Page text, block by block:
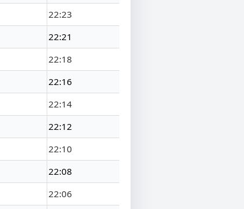
22:23
22:21
22:18
22:16
22:14
22:12
22:10
22:08
22:06